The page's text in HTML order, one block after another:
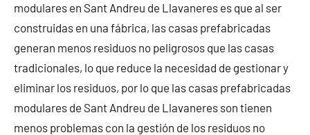
modulares en Sant Andreu de Llavaneres es que al ser
construidas en una fábrica, las casas prefabricadas
generan menos residuos no peligrosos que las casas
tradicionales, lo que reduce la necesidad de gestionar y
eliminar los residuos, por lo que las casas prefabricadas
modulares de Sant Andreu de Llavaneres son tienen
menos problemas con la gestión de los residuos no